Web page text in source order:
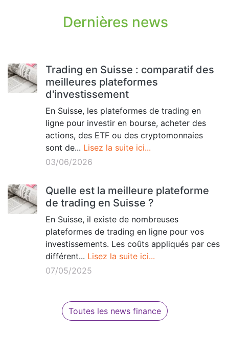
Dernières news
Trading en Suisse : comparatif des
meilleures plateformes
d'investissement
En Suisse, les plateformes de trading en
ligne pour investir en bourse, acheter des
actions, des ETF ou des cryptomonnaies
sont de... Lisez la suite ici...
03/06/2026
Quelle est la meilleure plateforme
de trading en Suisse ?
En Suisse, il existe de nombreuses
plateformes de trading en ligne pour vos
investissements. Les coûts appliqués par ces
différent... Lisez la suite ici...
07/05/2025
Toutes les news finance